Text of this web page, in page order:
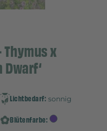
x
Lichtbedarf: sonnig
Blütenfarbe: